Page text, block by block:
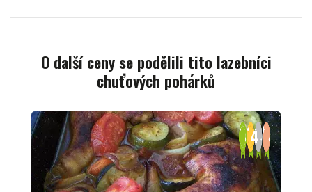
O další ceny se podělili tito lazebníci
chuťových pohárků
4